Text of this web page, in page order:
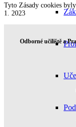
Tyto Zásady cookies
1. 2023
Odborné učiliště a